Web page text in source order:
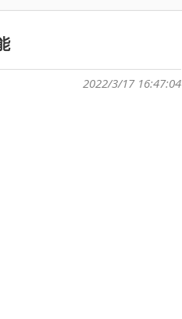
2022/3/17 16:47:04